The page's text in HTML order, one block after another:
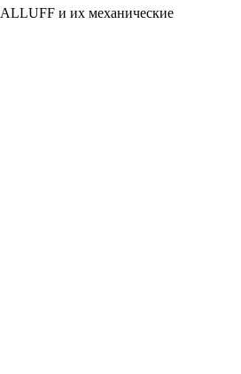
и их механические